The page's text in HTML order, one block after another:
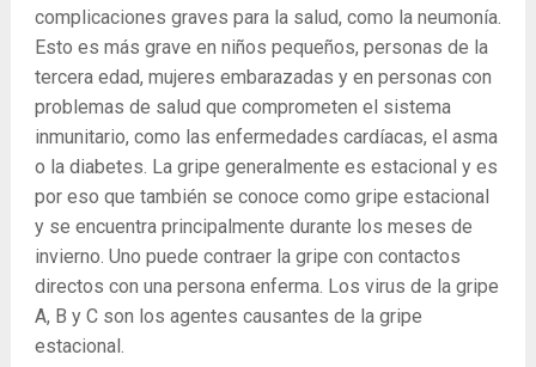
complicaciones graves para la salud, como la neumonía.
Esto es más grave en niños pequeños, personas de la
tercera edad, mujeres embarazadas y en personas con
problemas de salud que comprometen el sistema
inmunitario, como las enfermedades cardíacas, el asma
o la diabetes. La gripe generalmente es estacional y es
por eso que también se conoce como gripe estacional
y se encuentra principalmente durante los meses de
invierno. Uno puede contraer la gripe con contactos
directos con una persona enferma. Los virus de la gripe
A, B y C son los agentes causantes de la gripe
estacional.